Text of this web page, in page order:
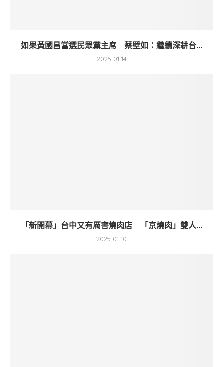
如果黃國昌當選民眾黨主席 蔡壁如：繼續深耕台...
2025-01-14
「新開幕」台中又有厲害燒肉店 「京燒肉」雙人...
2025-01-10